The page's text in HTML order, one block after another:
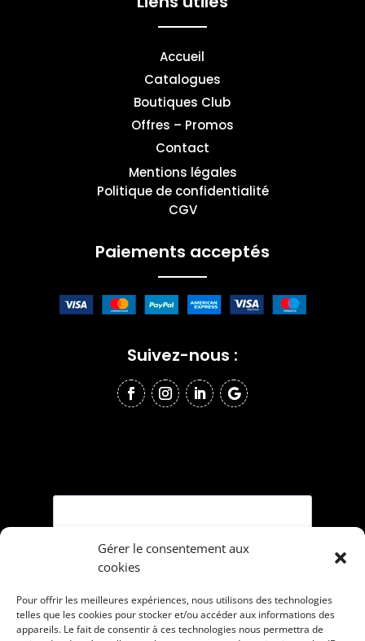
Gérer le consentement aux
cookies
Pour offrir les meilleures expériences, nous utilisons des technologies
telles que les cookies pour stocker et/ou accéder aux informations des
appareils. Le fait de consentir à ces technologies nous permettra de
Accueil
Catalogues
Boutiques Club
Offres – Promos
Contact
Mentions légales
Politique de confidentialité
CGV
Paiements acceptés
Suivez-nous :